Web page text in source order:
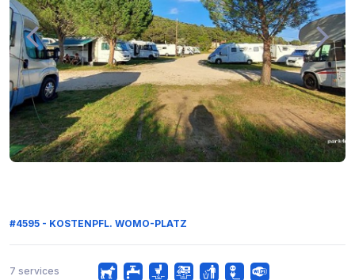
#4595 - KOSTENPFL. WOMO-PLATZ
7 services